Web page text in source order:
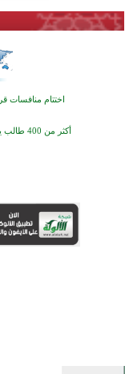
اختتام منافسات
أكثر من 400 طالب يشاركون في مسابقة المعلومات الإسلامية بأستراليا
أكبر مشروع إسلامي في
اختتام الدورة